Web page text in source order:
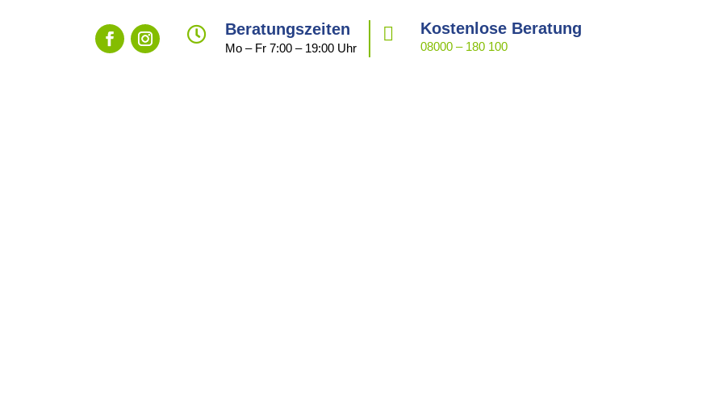
 Beratungszeiten
Mo – Fr 7:00 – 19:00 Uhr
 Kostenlose Beratung
08000 – 180 100